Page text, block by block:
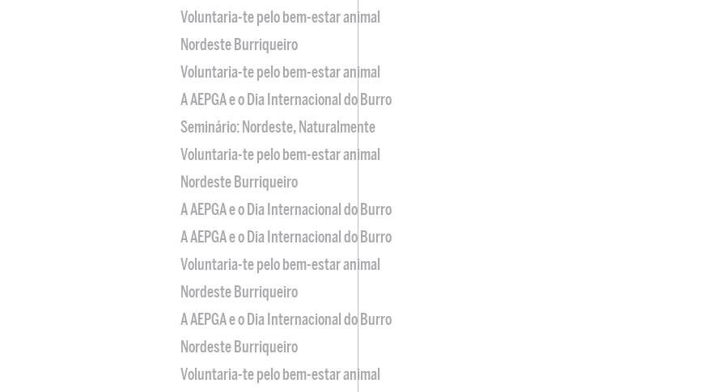
Voluntaria-te pelo bem-estar animal
Nordeste Burriqueiro
Voluntaria-te pelo bem-estar animal
A AEPGA e o Dia Internacional do Burro
Seminário: Nordeste, Naturalmente
Voluntaria-te pelo bem-estar animal
Nordeste Burriqueiro
A AEPGA e o Dia Internacional do Burro
A AEPGA e o Dia Internacional do Burro
Voluntaria-te pelo bem-estar animal
Nordeste Burriqueiro
A AEPGA e o Dia Internacional do Burro
Nordeste Burriqueiro
Voluntaria-te pelo bem-estar animal